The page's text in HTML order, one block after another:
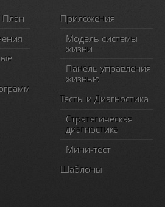
План
Приложения
Модель системы
жизни
Панель управления
жизнью
Тесты и Диагностика
Стратегическая
диагностика
Мини-тест
Шаблоны